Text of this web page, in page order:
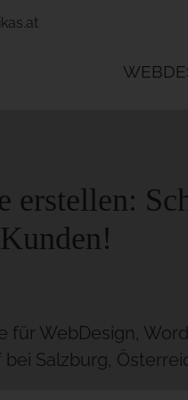
erstellen:
WebDesign,
Salzburg,